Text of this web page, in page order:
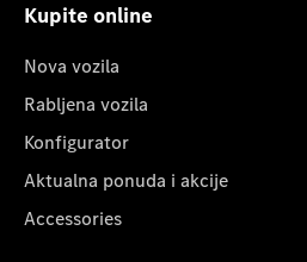
Kupite online
Nova vozila
Rabljena vozila
Konfigurator
Aktualna ponuda i akcije
Accessories